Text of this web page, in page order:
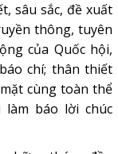
sâu sắc, đề xuất
thông, tuyên
của Quốc hội,
chí; thân thiết
cùng toàn thể
làm báo lời chúc